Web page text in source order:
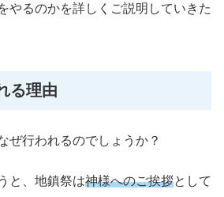
やるのかを詳しくご説明していきた
る理由
ぜ行われるのでしょうか？
と、地鎮祭は神様へのご挨拶として